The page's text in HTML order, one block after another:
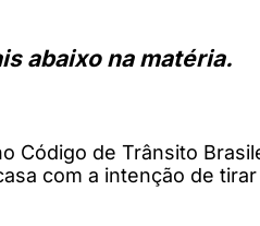
abaixo na matéria.
de Trânsito
com a intenção de